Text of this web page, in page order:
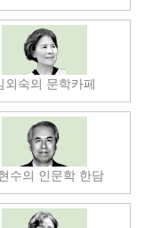
외숙의 문학카페
수의 인문학 한담